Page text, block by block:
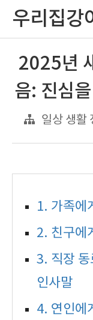
우리집강
2025년
음: 진심
일상 생활
1. 가족에
2. 친구에
3. 직장 동
인사말
4. 연인에